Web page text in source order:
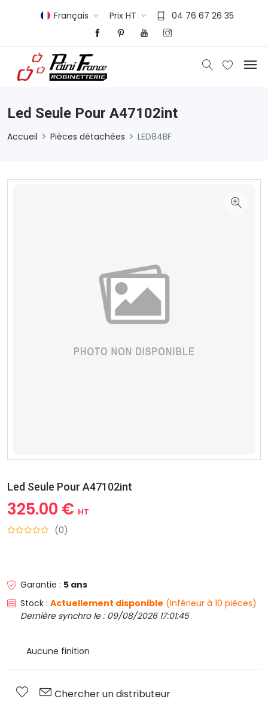
Français Prix HT 04 76 67 26 35
Led Seule Pour A47102int
Accueil Pièces détachées LED84BF
Led Seule Pour A47102int
325.00 € HT
(0)
Garantie : 5 ans
Stock : Actuellement disponible (Inférieur à 10 pièces)
Dernière synchro le : 09/08/2026 17:01:45
Aucune finition
Chercher un distributeur